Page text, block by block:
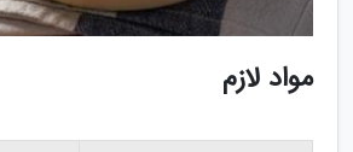
مواد لازم